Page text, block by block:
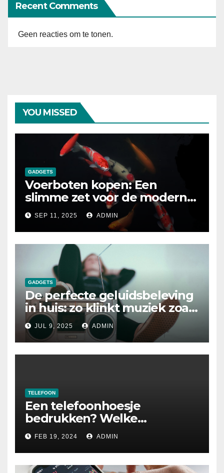
Recent Comments
Geen reacties om te tonen.
YOU MISSED
GADGETS
Voerboten kopen: Een
slimme zet voor de moderne
karpervisser
SEP 11, 2025 ADMIN
GADGETS
De perfecte geluidsbeleving
in huis: zo klinkt muziek zoals
het bedoeld is
JUL 9, 2025 ADMIN
TELEFOON
Een telefoonhoesje
bedrukken? Welke
mogelijkheden zijn er
allemaal?
FEB 19, 2024 ADMIN